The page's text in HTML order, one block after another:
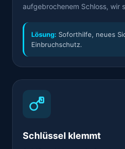
aufgebrochenem Schloss, wir
Lösung: Soforthilfe, neues
Einbruchschutz.
Schlüssel klemmt